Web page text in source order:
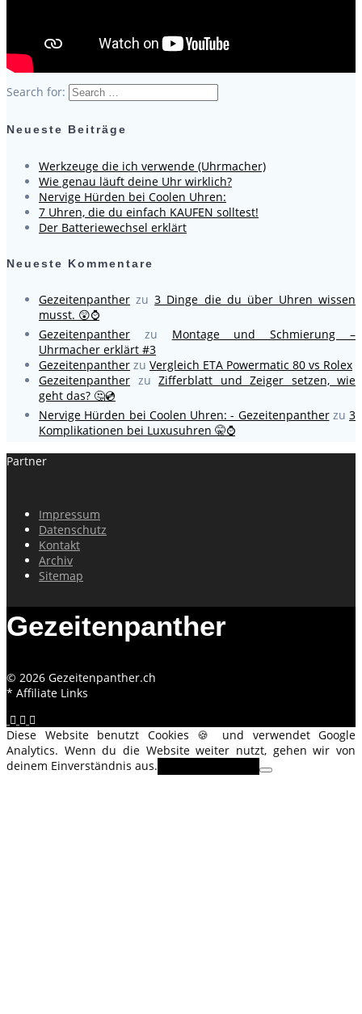
Search for:
Neueste Beiträge
Werkzeuge die ich verwende (Uhrmacher)
Wie genau läuft deine Uhr wirklich?
Nervige Hürden bei Coolen Uhren:
7 Uhren, die du einfach KAUFEN solltest!
Der Batteriewechsel erklärt
Neueste Kommentare
Gezeitenpanther zu3 Dinge die du über Uhren wissen
musst. 😲⌚
Gezeitenpanther zu Montage und Schmierung –
Uhrmacher erklärt #3
Gezeitenpanther zu Vergleich ETA Powermatic 80 vs Rolex
Gezeitenpanther zu Zifferblatt und Zeiger setzen, wie
geht das? 🤔💿
Nervige Hürden bei Coolen Uhren: - Gezeitenpantherzu 3
Komplikationen bei Luxusuhren 🤫⌚
Partner
Impressum
Datenschutz
Kontakt
Archiv
Sitemap
Gezeitenpanther
© 2026 Gezeitenpanther.ch
* Affiliate Links
Diese Website benutzt Cookies 🍪 und verwendet Google
Analytics. Wenn du die Website weiter nutzt, gehen wir von
deinem Einverständnis aus.